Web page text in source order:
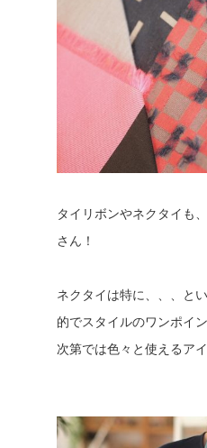
タイリボンやネクタイも
さん！
ネクタイは特に、、、と
的でスタイルのワンポイ
次第では色々と使えるアイ